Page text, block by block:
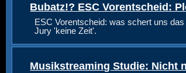
Bubatz!? ESC Vorentscheid:
ESC Vorentscheid: was schert uns
Jury 'keine Zeit'.
Musikstreaming Studie: Nicht